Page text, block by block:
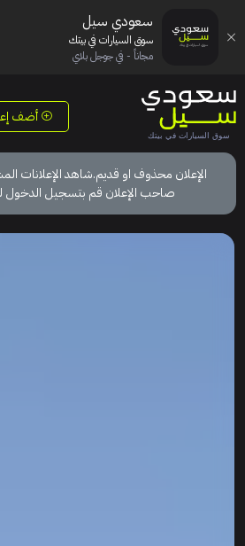
أضف
الإعلان محذوف او قديم.شاهد الإعلانات
صاحب الإعلان قم بتسجيل الدخول
سعودي سيل
سوق السيارات في بيتك
مجاناً - في جوجل بلاي